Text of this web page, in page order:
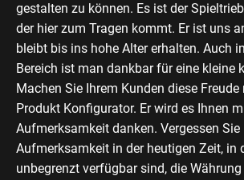
gestalten zu können. Es ist der
der hier zum Tragen kommt. Er ist uns
bleibt bis ins hohe Alter erhalten. Auch
Bereich ist man dankbar für eine kleine
Machen Sie Ihrem Kunden diese
Produkt Konfigurator. Er wird es Ihnen
Aufmerksamkeit danken. Vergessen
Aufmerksamkeit in der heutigen Zeit, in
unbegrenzt verfügbar sind, die